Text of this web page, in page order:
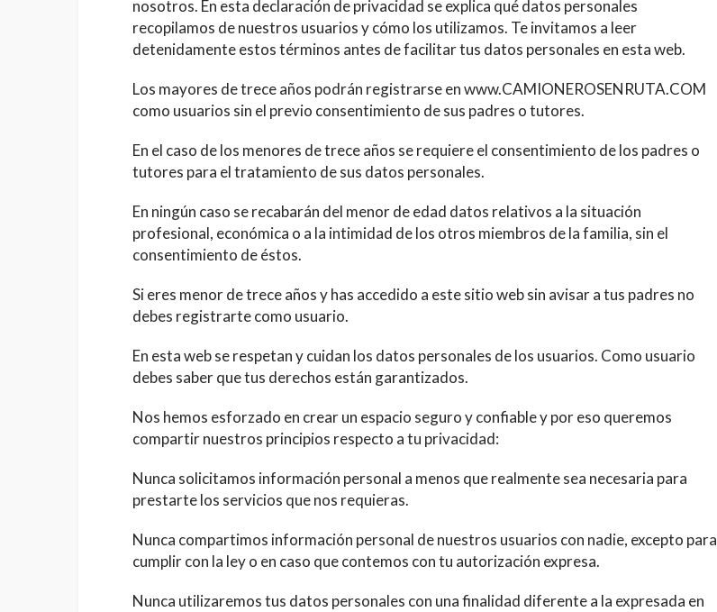
nosotros. En esta declaración de privacidad se explica qué datos personales
recopilamos de nuestros usuarios y cómo los utilizamos. Te invitamos a leer
detenidamente estos términos antes de facilitar tus datos personales en esta web.
Los mayores de trece años podrán registrarse en www.CAMIONEROSENRUTA.COM
como usuarios sin el previo consentimiento de sus padres o tutores.
En el caso de los menores de trece años se requiere el consentimiento de los padres o
tutores para el tratamiento de sus datos personales.
En ningún caso se recabarán del menor de edad datos relativos a la situación
profesional, económica o a la intimidad de los otros miembros de la familia, sin el
consentimiento de éstos.
Si eres menor de trece años y has accedido a este sitio web sin avisar a tus padres no
debes registrarte como usuario.
En esta web se respetan y cuidan los datos personales de los usuarios. Como usuario
debes saber que tus derechos están garantizados.
Nos hemos esforzado en crear un espacio seguro y confiable y por eso queremos
compartir nuestros principios respecto a tu privacidad:
Nunca solicitamos información personal a menos que realmente sea necesaria para
prestarte los servicios que nos requieras.
Nunca compartimos información personal de nuestros usuarios con nadie, excepto para
cumplir con la ley o en caso que contemos con tu autorización expresa.
Nunca utilizaremos tus datos personales con una finalidad diferente a la expresada en